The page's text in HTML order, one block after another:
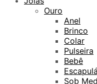
Ouro
Anel
Brinco
Colar
Pulseira
Bebê
Sob